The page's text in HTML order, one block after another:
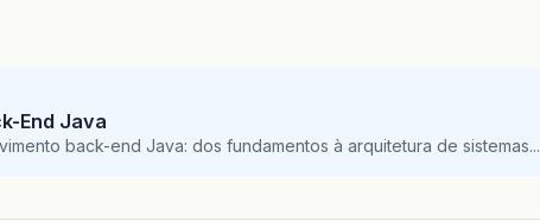
End Java
back-end Java: dos fundamentos à arquitetura de sistemas...